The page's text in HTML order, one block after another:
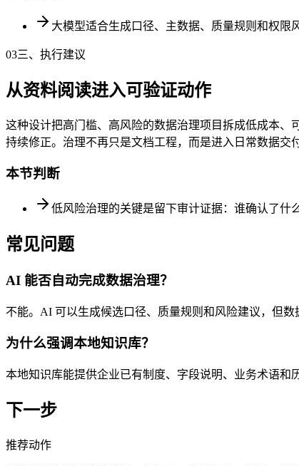
大模型适合生成口径、主数据、质量规则和权限
03三、执行建议
从资料阅读进入可验证动作
这种设计把高门槛、高风险的数据治理项目拆成低成本
持续修正。治理不再只是文档工程，而是进入日常数据交
本节判断
低风险治理的关键是留下审计证据：谁确认了什
常见问题
AI 能否自动完成数据治理？
不能。AI 可以生成候选口径、质量规则和风险建议，但数
为什么强调本地知识库？
本地知识库能提供企业已有制度、字段说明、业务术语和
下一步
推荐动作